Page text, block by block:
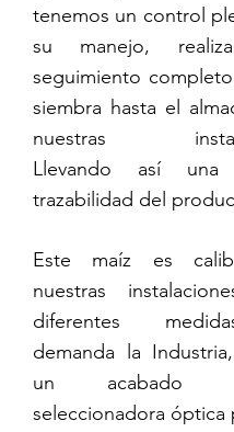
tenemos un control
su manejo,
seguimiento
siembra hasta el
nuestras
Llevando así una
trazabilidad del
Este maíz es
nuestras
diferentes
demanda la
un acabado
seleccionadora óptica